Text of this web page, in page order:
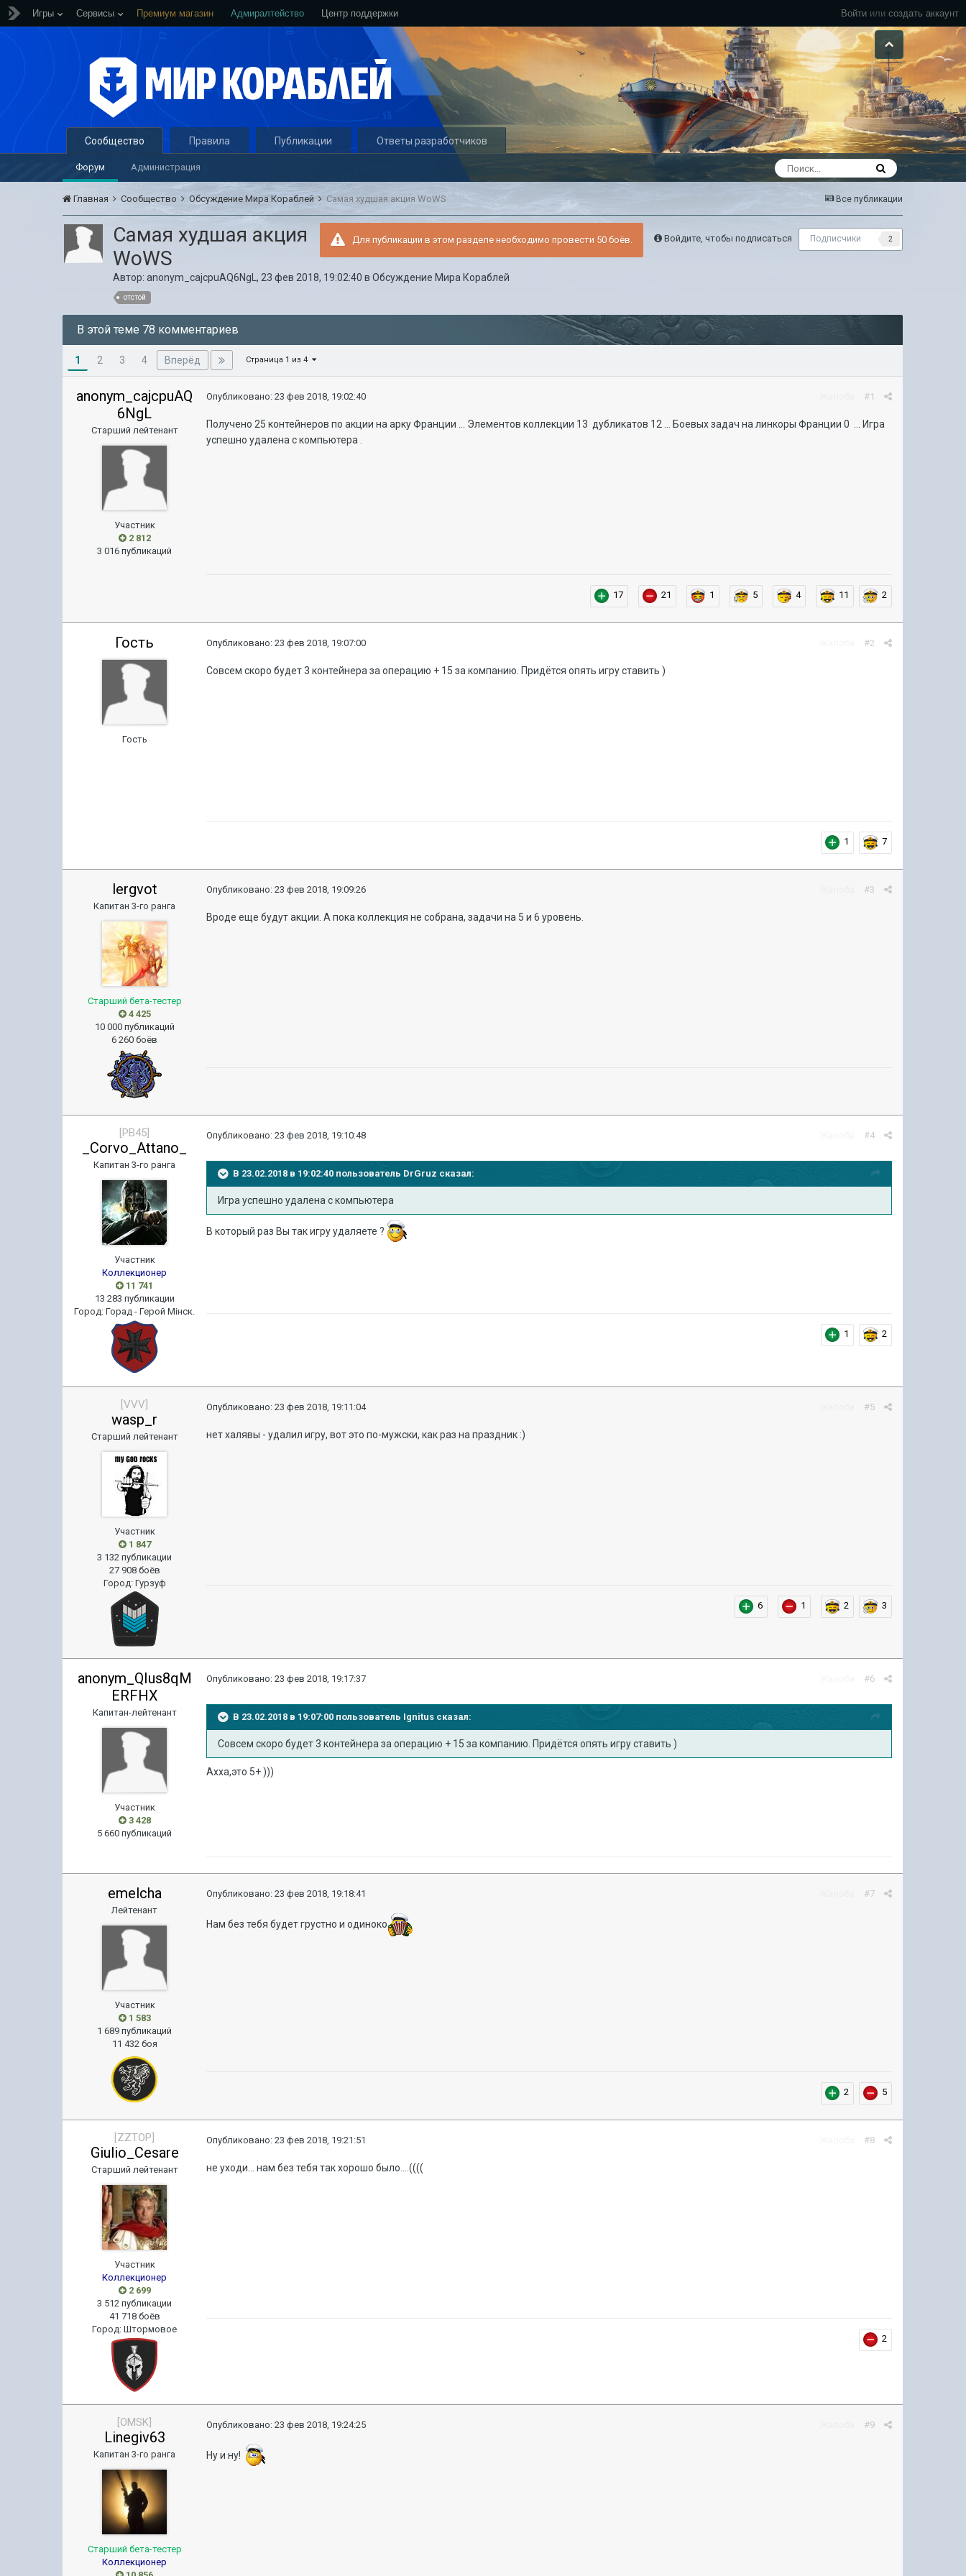
Войти или создать аккаунт
Игры Сервисы Премиум магазин Адмиралтейство Центр поддержки
Сообщество
Форум Администрация
Правила Публикации Ответы разработчиков
Все публикации
Главная Сообщество Обсуждение Мира Кораблей Самая худшая акция WoWS
Войдите, чтобы подписаться Подписчики 2
Для публикации в этом разделе необходимо провести 50 боёв.
Самая худшая акция
WoWS
Автор:anonym_cajcpuAQ6NgL, 23 фев 2018, 19:02:40 вОбсуждение Мира Кораблей
отстой
В этой теме 78 комментариев
1 2 3 4 Вперёд Страница 1 из 4
anonym_cajcpuAQ
6NgL
Старший лейтенант
Участник
2 812
3 016 публикаций
#1
Опубликовано:23 фев 2018, 19:02:40
Получено 25 контейнеров по акции на арку Франции ... Элементов коллекции 13 дубликатов 12 ... Боевых задач на линкоры Франции 0 ... Игра
успешно удалена с компьютера .
17 21 1 5 4 11 2
Гость
Гость
#2
Опубликовано:23 фев 2018, 19:07:00
Совсем скоро будет 3 контейнера за операцию + 15 за компанию. Придётся опять игру ставить )
1 7
lergvot
Капитан 3-го ранга
Старший бета-тестер
4 425
10 000 публикаций
6 260 боёв
#3
Опубликовано:23 фев 2018, 19:09:26
Вроде еще будут акции. А пока коллекция не собрана, задачи на 5 и 6 уровень.
[PB45]
_Corvo_Attano_
Капитан 3-го ранга
Участник
Коллекционер
11 741
13 283 публикации
Город:Горад - Герой Мiнск.
#4
Опубликовано:23 фев 2018, 19:10:48
В 23.02.2018 в 19:02:40 пользователь DrGruz сказал:
Игра успешно удалена с компьютера
В который раз Вы так игру удаляете ?
1 2
[VVV]
wasp_r
Старший лейтенант
Участник
1 847
3 132 публикации
27 908 боёв
Город: Гурзуф
#5
Опубликовано:23 фев 2018, 19:11:04
нет халявы - удалил игру, вот это по-мужски, как раз на праздник :)
6 1 2 3
anonym_QIus8qM
ERFHX
Капитан-лейтенант
Участник
3 428
5 660 публикаций
#6
Опубликовано:23 фев 2018, 19:17:37
В 23.02.2018 в 19:07:00 пользователь Ignitus сказал:
Совсем скоро будет 3 контейнера за операцию + 15 за компанию. Придётся опять игру ставить )
Ахха,это 5+ )))
emelcha
Лейтенант
Участник
1 583
1 689 публикаций
11 432 боя
#7
Опубликовано:23 фев 2018, 19:18:41
Нам без тебя будет грустно и одиноко
2 5
[ZZTOP]
Giulio_Cesare
Старший лейтенант
Участник
Коллекционер
2 699
3 512 публикации
41 718 боёв
Город:Штормовое
#8
Опубликовано:23 фев 2018, 19:21:51
не уходи... нам без тебя так хорошо было....((((
2
[OMSK]
Linegiv63
Капитан 3-го ранга
Старший бета-тестер
Коллекционер
#9
Опубликовано:23 фев 2018, 19:24:25
Ну и ну!